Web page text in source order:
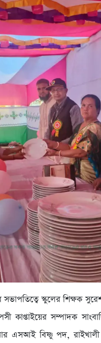
সভাপতিত্বে স্কুলের শিক্ষক
কাপ্তাইয়ের সম্পাদক
এসআই বিষ্ণু পদ, রাইখালী